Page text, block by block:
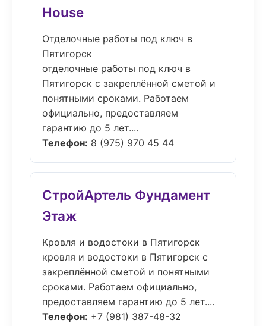
House
Отделочные работы под ключ в
Пятигорск
отделочные работы под ключ в
Пятигорск с закреплённой сметой и
понятными сроками. Работаем
официально, предоставляем
гарантию до 5 лет....
Телефон: 8 (975) 970 45 44
СтройАртель Фундамент
Этаж
Кровля и водостоки в Пятигорск
кровля и водостоки в Пятигорск с
закреплённой сметой и понятными
сроками. Работаем официально,
предоставляем гарантию до 5 лет....
Телефон: +7 (981) 387-48-32